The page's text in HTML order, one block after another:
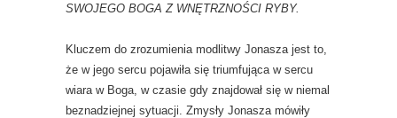
SWOJEGO BOGA Z WNĘTRZNOŚCI RYBY.
Kluczem do zrozumienia modlitwy Jonasza jest to,
że w jego sercu pojawiła się triumfująca w sercu
wiara w Boga, w czasie gdy znajdował się w niemal
beznadziejnej sytuacji. Zmysły Jonasza mówiły